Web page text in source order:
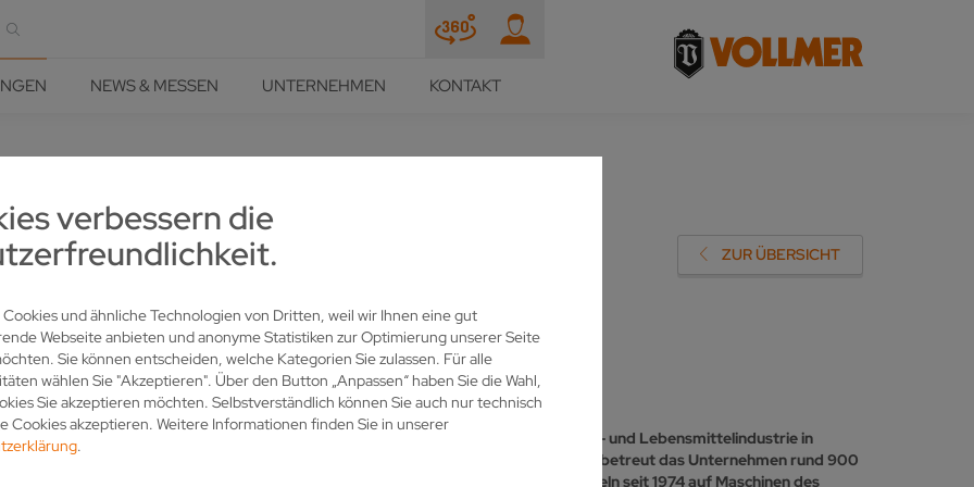
verbessern die
und ähnliche Technologien von Dritten, weil wir Ihnen eine gut
Webseite anbieten und anonyme Statistiken zur Optimierung unserer Seite
Sie können entscheiden, welche Kategorien Sie zulassen. Für alle
wählen Sie "Akzeptieren". Über den Button „Anpassen“ haben Sie die Wahl,
Sie akzeptieren möchten. Selbstverständlich können Sie auch nur technisch
Cookies akzeptieren. Weitere Informationen finden Sie in unserer
.
NEWS & MESSEN UNTERNEHMEN KONTAKT
UND PRÄZISION
UND FORTSCHRITT:
E.K. SETZT AUF VOLLMER
ZUR ÜBERSICHT
(*Schärfdienst Angeln) ein verlässlicher Partner für die Holz-, Metall-, Kunststoff- und Lebensmittelindustrie in
modernster Schärftechnik und einem engagierten Team von sechs Mitarbeitenden betreut das Unternehmen rund 900
und Baumärkte. Für höchste Qualität und Zuverlässigkeit setzt Schärfdienst Angeln seit 1974 auf Maschinen des